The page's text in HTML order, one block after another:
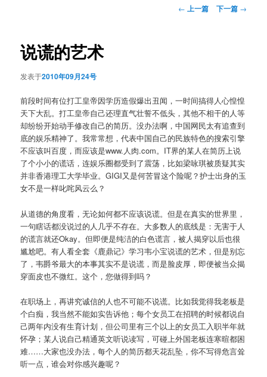
文← 上一篇 下一篇 →
说谎的艺术
发表于2010年09月24号
前段时间有位打工皇帝因学历造假爆出丑闻，一时间搞得人心惶惶
天下大乱。打工皇帝自己还理直气壮誓不低头，其他不相干的人等
却纷纷开始动手修改自己的简历。没办法啊，中国网民太有追查到
底的娱乐精神了。我常常想，代表中国自己的民族特色的搜索引擎
不应该叫百度，而应该是www.人肉.com。IT界的某人在简历上说
了个小小的谎话，连娱乐圈都受到了震荡，比如梁咏琪被质疑其实
并非香港理工大学毕业。GIGI又是何苦冒这个险呢？护士出身的玉
女不是一样叱咤风云么？
从道德的角度看，无论如何都不应该说谎。但是在真实的世界里，
一句瞎话都没说过的人几乎不存在。大多数人的底线是：无害于人
的谎言就还Okay。但即便是纯洁的白色谎言，被人揭穿以后也很
尴尬吧。有人看全套《鹿鼎记》学习韦小宝说谎的艺术，但是别忘
了，韦爵爷最大的本事其实不是说谎，而是脸皮厚，即便被当众揭
穿面皮也不微红。这个，您做得到吗？
在职场上，再讲究诚信的人也不可能不说谎。比如我觉得我老板是
个白痴，我当然不能如实告诉他；每个女员工在招聘的时候都说自
己两年内没有生育计划，但公司里有三个以上的女员工入职半年就
怀孕；某人说自己精通英文听说读写，可碰上外国老板连寒暄都困
难……大家也没办法，每个人的简历都天花乱坠，你不写得危言耸
听一点，谁会对你感兴趣呢？